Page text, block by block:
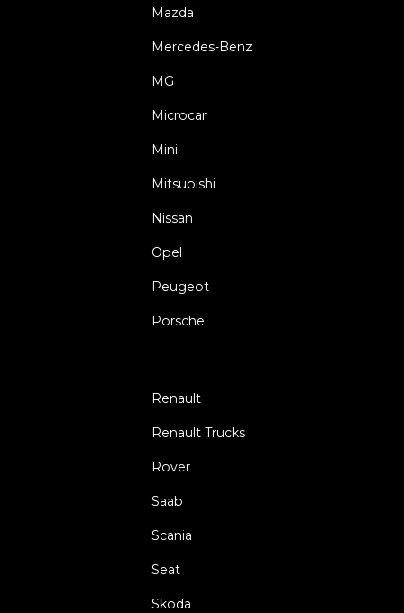
Mazda
Mercedes-Benz
MG
Microcar
Mini
Mitsubishi
Nissan
Opel
Peugeot
Porsche
Renault
Renault Trucks
Rover
Saab
Scania
Seat
Skoda